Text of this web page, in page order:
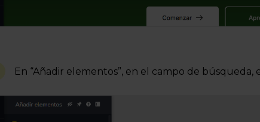
En “Añadir elementos”, en el campo de búsqueda,